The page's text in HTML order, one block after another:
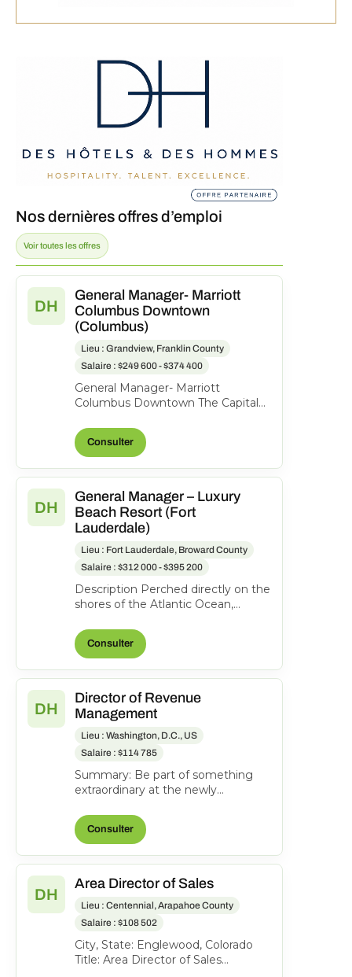
Nos dernières offres d’emploi
Voir toutes les offres
DH
General Manager- Marriott
Columbus Downtown
(Columbus)
Lieu : Grandview, Franklin County
Salaire : $249 600 - $374 400
General Manager- Marriott
Columbus Downtown The Capital
Columbus, Ohio, United States o...
Consulter
DH
General Manager – Luxury
Beach Resort (Fort
Lauderdale)
Lieu : Fort Lauderdale, Broward County
Salaire : $312 000 - $395 200
Description Perched directly on the
shores of the Atlantic Ocean,
of Fort Lauderdal...
Consulter
DH
Director of Revenue
Management
Lieu : Washington, D.C., US
Salaire : $114 785
Summary: Be part of something
extraordinary at the newly
Washington on Capitol Hill-an
iconi...
Consulter
DH
Area Director of Sales
Lieu : Centennial, Arapahoe County
Salaire : $108 502
City, State: Englewood, Colorado
Title: Area Director of Sales